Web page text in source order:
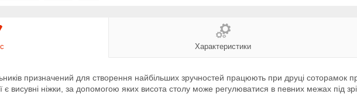
Характеристики
призначений для створення найбільших зручностей працюють при друці соторамок
є висувні ніжки, за допомогою яких висота столу може регулюватися в певних межах під